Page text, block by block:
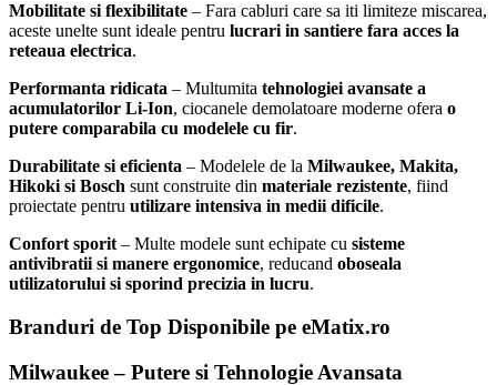
Mobilitate si flexibilitate – Fara cabluri care sa iti limiteze miscarea,
aceste unelte sunt ideale pentru lucrari in santiere fara acces la
reteaua electrica.
Performanta ridicata – Multumita tehnologiei avansate a
acumulatorilor Li-Ion, ciocanele demolatoare moderne ofera o
putere comparabila cu modelele cu fir.
Durabilitate si eficienta – Modelele de la Milwaukee, Makita,
Hikoki si Bosch sunt construite din materiale rezistente, fiind
proiectate pentru utilizare intensiva in medii dificile.
Confort sporit – Multe modele sunt echipate cu sisteme
antivibratii si manere ergonomice, reducand oboseala
utilizatorului si sporind precizia in lucru.
Branduri de Top Disponibile pe eMatix.ro
Milwaukee – Putere si Tehnologie Avansata